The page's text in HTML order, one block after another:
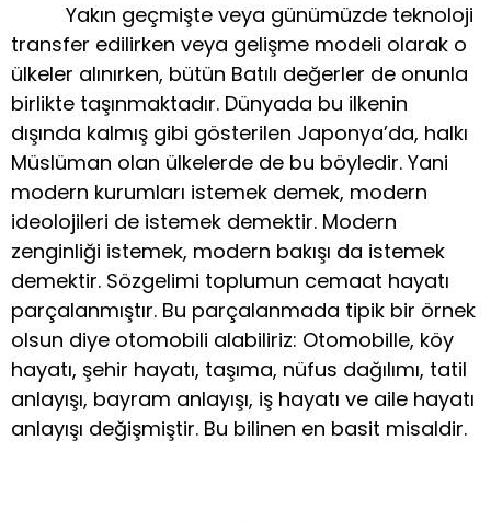
Yakın geçmişte veya günümüzde teknoloji
transfer edilirken veya gelişme modeli olarak o
ülkeler alınırken, bütün Batılı değerler de onunla
birlikte taşınmaktadır. Dünyada bu ilkenin
dışında kalmış gibi gösterilen Japonya’da, halkı
Müslüman olan ülkelerde de bu böyledir. Yani
modern kurumları istemek demek, modern
ideolojileri de istemek demektir. Modern
zenginliği istemek, modern bakışı da istemek
demektir. Sözgelimi toplumun cemaat hayatı
parçalanmıştır. Bu parçalanmada tipik bir örnek
olsun diye otomobili alabiliriz: Otomobille, köy
hayatı, şehir hayatı, taşıma, nüfus dağılımı, tatil
anlayışı, bayram anlayışı, iş hayatı ve aile hayatı
anlayışı değişmiştir. Bu bilinen en basit misaldir.